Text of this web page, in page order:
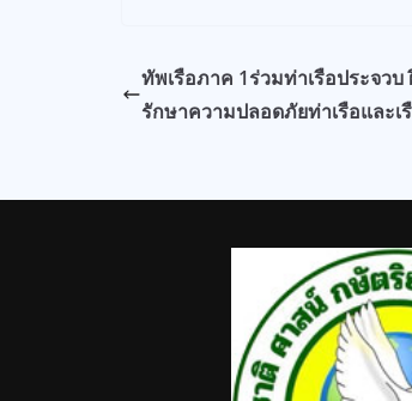
ทัพเรือภาค 1ร่วมท่าเรือประจว
รักษาความปลอดภัยท่าเรือและเ